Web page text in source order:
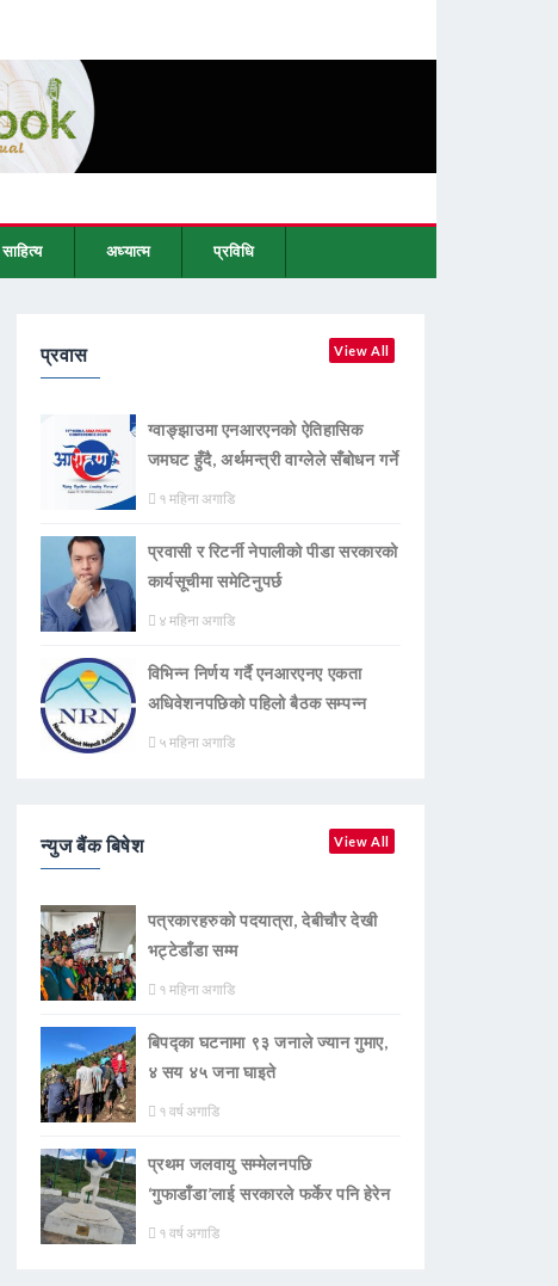
साहित्य अध्यात्म प्रविधि
प्रवास View All
ग्वाङ्झाउमा एनआरएनको ऐतिहासिक
जमघट हुँदै, अर्थमन्त्री वाग्लेले सँबोधन गर्ने
१ महिना अगाडि
प्रवासी र रिटर्नी नेपालीको पीडा सरकारको
कार्यसूचीमा समेटिनुपर्छ
४ महिना अगाडि
विभिन्न निर्णय गर्दै एनआरएनए एकता
अधिवेशनपछिको पहिलो बैठक सम्पन्न
५ महिना अगाडि
न्युज बैंक बिषेश View All
पत्रकारहरुको पदयात्रा, देबीचौर देखी
भट्टेडाँडा सम्म
१ महिना अगाडि
बिपद्का घटनामा ९३ जनाले ज्यान गुमाए,
४ सय ४५ जना घाइते
१ वर्ष अगाडि
प्रथम जलवायु सम्मेलनपछि
‘गुफाडाँडा’लाई सरकारले फर्केर पनि हेरेन
१ वर्ष अगाडि